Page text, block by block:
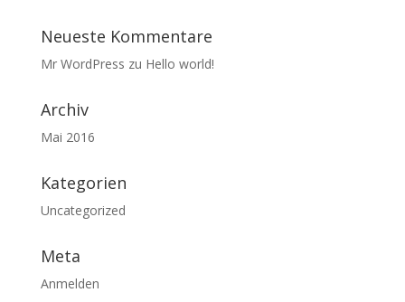
Neueste Kommentare
Mr WordPress zu Hello world!
Archiv
Mai 2016
Kategorien
Uncategorized
Meta
Anmelden